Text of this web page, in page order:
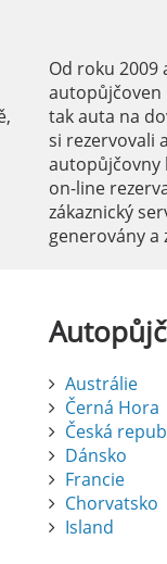
Od roku 2009
autopůjčoven
tak auta na
si rezervovali
autopůjčovny
on-line
zákaznický
generovány
Austrálie
Černá Hora
Česká
Dánsko
Francie
Chorvatsko
Island